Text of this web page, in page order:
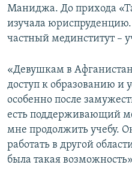
Маниджа. До прихода
изучала
частный мединститут –
«Девушкам в
доступ к образованию и
особенно после
есть поддерживающий
мне продолжить учебу.
работать в другой
была такая